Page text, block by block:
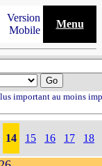
Version
Mobile
Menu
important au moins
14 15 16 17 18